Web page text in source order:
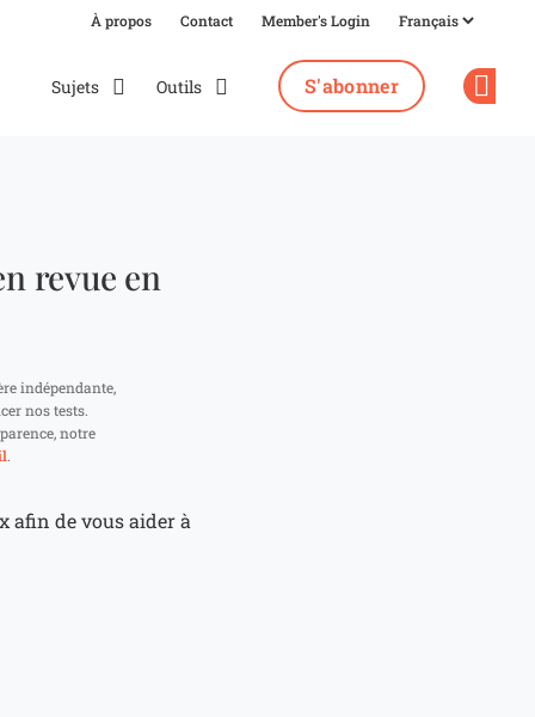
À propos Contact Member's Login
Sujets Outils S'abonner
revue en
indépendante,
nos tests.
notre
.
afin de vous aider à